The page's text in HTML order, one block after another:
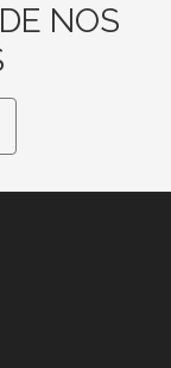
NOS